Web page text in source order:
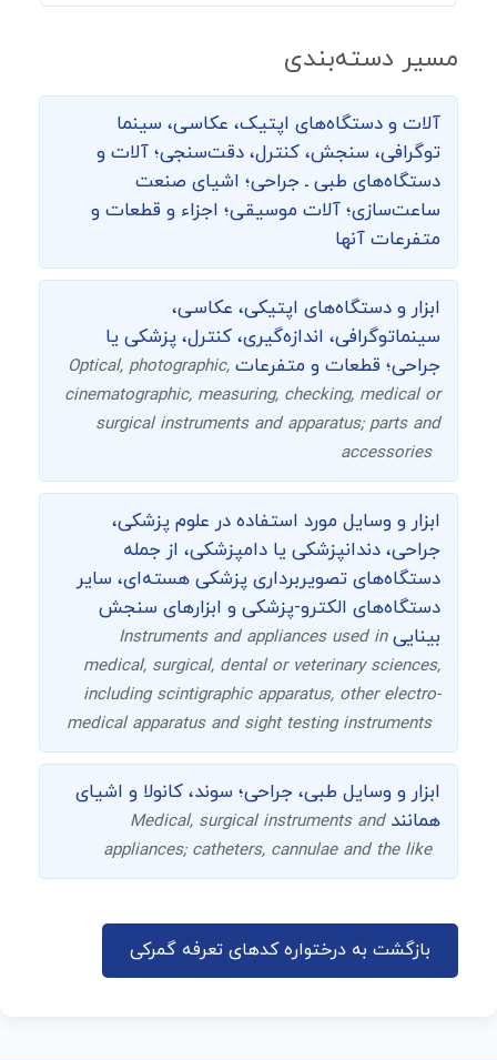
مسیر دسته‌بندی
آلات و دستگاه‌های اپتیک، عکاسی، سینما
توگرافی،‌ سنجش، کنترل، دقت‌سنجی؛ آلات و
دستگاه‌های طبی ـ جراحی؛ اشیای صنعت
ساعت‌سازی؛ آلات موسیقی؛ اجزاء و قطعات و
متفرعات آنها
ابزار و دستگاه‌های اپتیکی، عکاسی،
سینماتوگرافی، اندازه‌گیری، کنترل، پزشکی یا
جراحی؛ قطعات و متفرعات Optical, photographic,
cinematographic, measuring, checking, medical or
surgical instruments and apparatus; parts and
accessories
ابزار و وسایل مورد استفاده در علوم پزشکی،
جراحی، دندانپزشکی یا دامپزشکی، از جمله
دستگاه‌های تصویربرداری پزشکی هسته‌ای، سایر
دستگاه‌های الکترو-پزشکی و ابزارهای سنجش
بیناییInstruments and appliances used in
medical, surgical, dental or veterinary sciences,
including scintigraphic apparatus, other electro-
medical apparatus and sight testing instruments
ابزار و وسایل طبی، جراحی؛ سوند، کانولا و اشیای
همانندMedical, surgical instruments and
appliances; catheters, cannulae and the like
بازگشت به درختواره کدهای تعرفه گمرکی